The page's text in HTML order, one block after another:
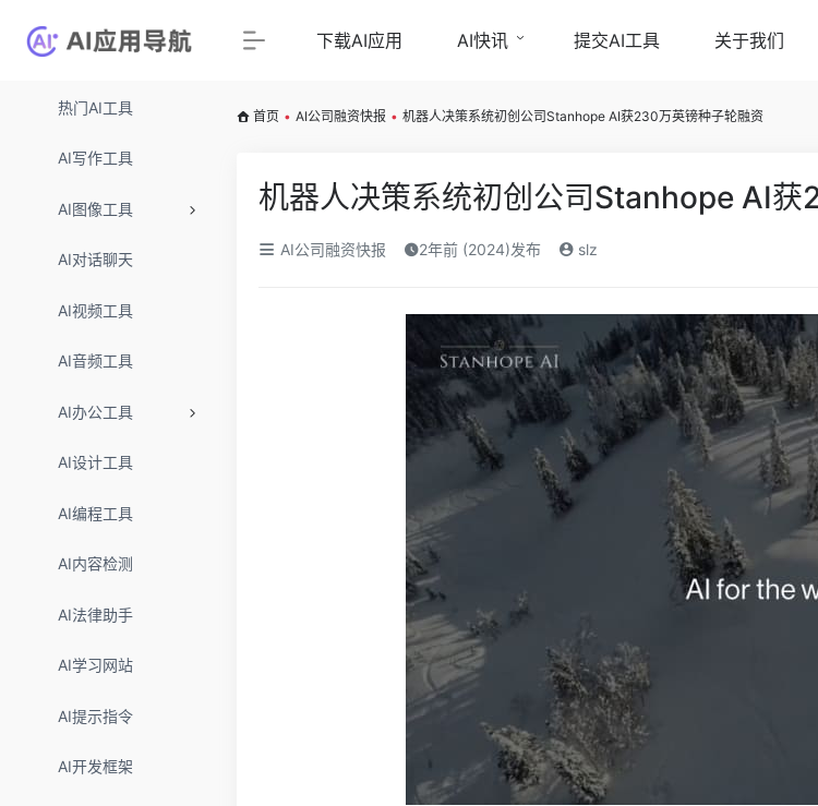
热门AI工具
AI写作工具
AI图像工具
AI对话聊天
AI视频工具
AI音频工具
AI办公工具
AI设计工具
AI编程工具
AI内容检测
AI法律助手
AI学习网站
AI提示指令
AI开发框架
下载AI应用 AI快讯 提交AI工具 关于我们
首页 • AI公司融资快报 • 机器人决策系统初创公司Stanhope AI获230万英镑种子轮融资
机器人决策系统初创公司Stanhope AI获
AI公司融资快报 2年前 (2024)发布 slz